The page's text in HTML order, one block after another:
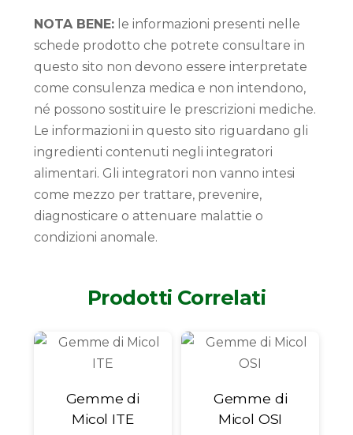
NOTA BENE:le informazioni presenti nelle
schede prodotto che potrete consultare in
questo sito non devono essere interpretate
come consulenza medica e non intendono,
né possono sostituire le prescrizioni mediche.
Le informazioni in questo sito riguardano gli
ingredienti contenuti negli integratori
alimentari. Gli integratori non vanno intesi
come mezzo per trattare, prevenire,
diagnosticare o attenuare malattie o
condizioni anomale.
Prodotti Correlati
Gemme di
Micol ITE
Gemme di
Micol OSI